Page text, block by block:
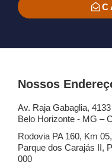
Nossos
Av. Raja Gabaglia,
Belo Horizonte - MG –
Rodovia PA 160, Km
Parque dos Carajás II,
000